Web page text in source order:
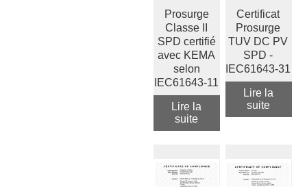
Prosurge
Classe II
SPD certifié
avec KEMA
selon
IEC61643-11
Lire la
suite
Certificat
Prosurge
TUV DC PV
SPD -
IEC61643-31
Lire la
suite